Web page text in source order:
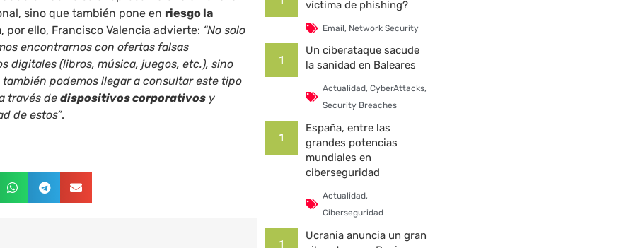
sino que también pone en riesgo la
, por ello, Francisco Valencia advierte: “No solo
encontrarnos con ofertas falsas
digitales (libros, música, juegos, etc.), sino
podemos llegar a consultar este tipo
través dedispositivos corporativos y
de estos”.
víctima de phishing?
Email, Network Security
1
Un ciberataque sacude
la sanidad en Baleares
Actualidad, CyberAttacks,
Security Breaches
1
España, entre las
grandes potencias
mundiales en
ciberseguridad
Actualidad,
Ciberseguridad
1
Ucrania anuncia un gran